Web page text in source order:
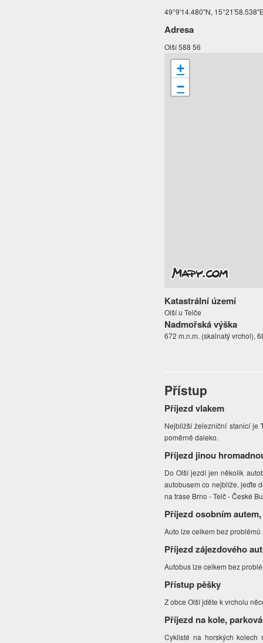
49°9'14.480"N,
Adresa
Olší 588 56
+
−
Katastrální území
Olší u Telče
Nadmořská výška
672 m.n.m. (skalnatý vrchol),
Přístup
Příjezd vlakem
Nejbližší železniční stanicí je
poměrně daleko.
Příjezd jinou
Do Olší jezdí jen několik
autobusem co nejblíže, jeďte
na trase Brno - Telč - České
Příjezd osobním
Auto lze celkem bez
Příjezd zájezdového
Autobus lze celkem bez
Přístup pěšky
Z obce Olší jděte k vrcholu
Příjezd na kole,
Cyklisté na horských